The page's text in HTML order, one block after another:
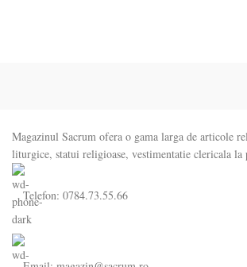
Magazinul Sacrum ofera o gama larga de articole
liturgice, statui religioase, vestimentatie clericala la
Telefon: 0784.73.55.66